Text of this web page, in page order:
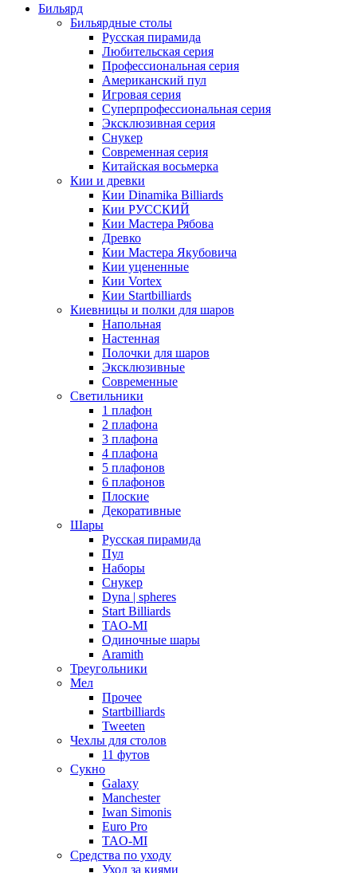
Бильярд
Бильярдные столы
Русская пирамида
Любительская серия
Профессиональная серия
Американский пул
Игровая серия
Суперпрофессиональная серия
Эксклюзивная серия
Снукер
Современная серия
Китайская восьмерка
Кии и древки
Кии Dinamika Billiards
Кии РУССКИЙ
Кии Мастера Рябова
Древко
Кии Мастера Якубовича
Кии уцененные
Кии Vortex
Кии Startbilliards
Киевницы и полки для шаров
Напольная
Настенная
Полочки для шаров
Эксклюзивные
Современные
Светильники
1 плафон
2 плафона
3 плафона
4 плафона
5 плафонов
6 плафонов
Плоские
Декоративные
Шары
Русская пирамида
Пул
Наборы
Снукер
Dyna | spheres
Start Billiards
TAO-MI
Одиночные шары
Aramith
Треугольники
Мел
Прочее
Startbilliards
Tweeten
Чехлы для столов
11 футов
Сукно
Galaxy
Manchester
Iwan Simonis
Euro Pro
TAO-MI
Средства по уходу
Уход за киями